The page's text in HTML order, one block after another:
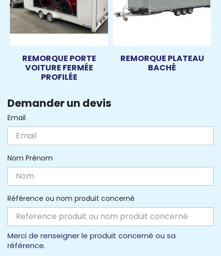
REMORQUE PORTE
VOITURE FERMÉE
PROFILÉE
REMORQUE PLATEAU
BACHÉ
Demander un devis
Email
Nom Prénom
Référence ou nom produit concerné
Merci de renseigner le produit concerné ou sa
référence.